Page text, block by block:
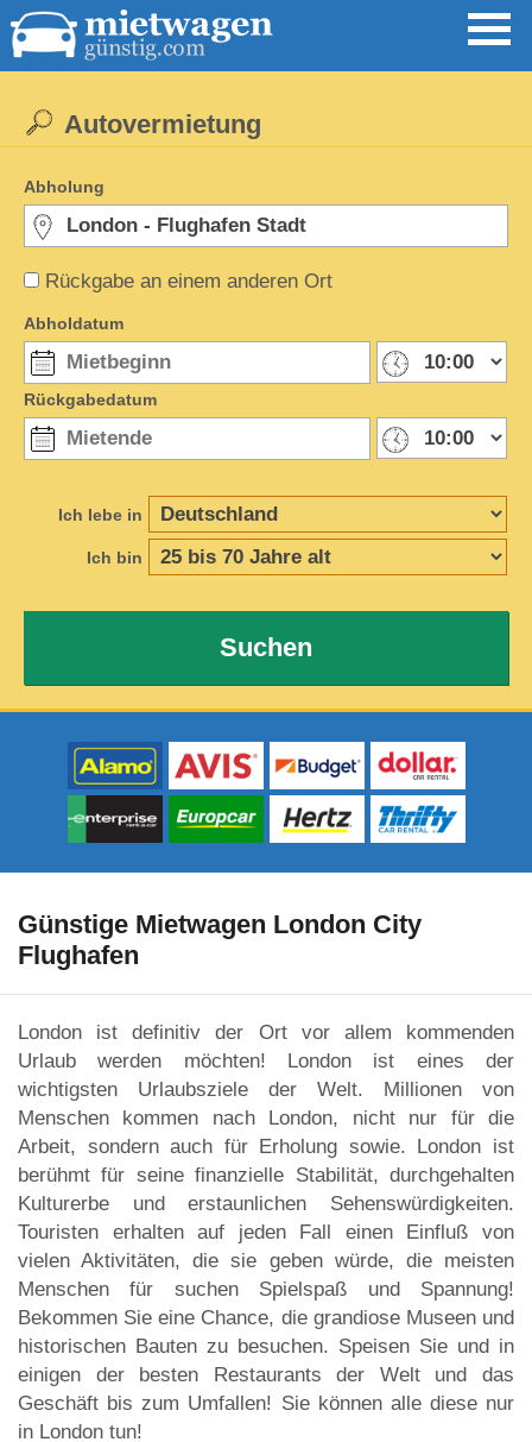
Rückgabe an einem anderen Ort
Autovermietung
Abholung
Abholdatum
Rückgabedatum
Ich lebe in
Ich bin
Suchen
Günstige Mietwagen London City
Flughafen
London ist definitiv der Ort vor allem kommenden
Urlaub werden möchten! London ist eines der
wichtigsten Urlaubsziele der Welt. Millionen von
Menschen kommen nach London, nicht nur für die
Arbeit, sondern auch für Erholung sowie. London ist
berühmt für seine finanzielle Stabilität, durchgehalten
Kulturerbe und erstaunlichen Sehenswürdigkeiten.
Touristen erhalten auf jeden Fall einen Einfluß von
vielen Aktivitäten, die sie geben würde, die meisten
Menschen für suchen Spielspaß und Spannung!
Bekommen Sie eine Chance, die grandiose Museen und
historischen Bauten zu besuchen. Speisen Sie und in
einigen der besten Restaurants der Welt und das
Geschäft bis zum Umfallen! Sie können alle diese nur
in London tun!